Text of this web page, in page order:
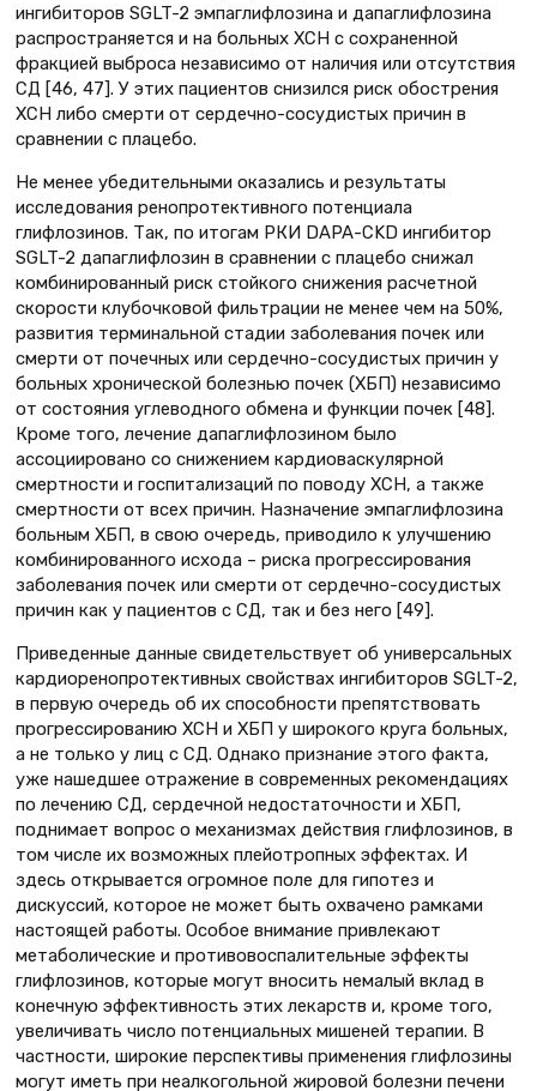
ингибиторов SGLT-2 эмпаглифлозина и дапаглифлозина
распространяется и на больных ХСН с сохраненной
фракцией выброса независимо от наличия или отсутствия
СД [46, 47]. У этих пациентов снизился риск обострения
ХСН либо смерти от сердечно-сосудистых причин в
сравнении с плацебо.
Не менее убедительными оказались и результаты
исследования ренопротективного потенциала
глифлозинов. Так, по итогам РКИ DAPA-CKD ингибитор
SGLT-2 дапаглифлозин в сравнении с плацебо снижал
комбинированный риск стойкого снижения расчетной
скорости клубочковой фильтрации не менее чем на 50%,
развития терминальной стадии заболевания почек или
смерти от почечных или сердечно-сосудистых причин у
больных хронической болезнью почек (ХБП) независимо
от состояния углеводного обмена и функции почек [48].
Кроме того, лечение дапаглифлозином было
ассоциировано со снижением кардиоваскулярной
смертности и госпитализаций по поводу ХСН, а также
смертности от всех причин. Назначение эмпаглифлозина
больным ХБП, в свою очередь, приводило к улучшению
комбинированного исхода – риска прогрессирования
заболевания почек или смерти от сердечно-сосудистых
причин как у пациентов с СД, так и без него [49].
Приведенные данные свидетельствует об универсальных
кардиоренопротективных свойствах ингибиторов SGLT-2,
в первую очередь об их способности препятствовать
прогрессированию ХСН и ХБП у широкого круга больных,
а не только у лиц с СД. Однако признание этого факта,
уже нашедшее отражение в современных рекомендациях
по лечению СД, сердечной недостаточности и ХБП,
поднимает вопрос о механизмах действия глифлозинов, в
том числе их возможных плейотропных эффектах. И
здесь открывается огромное поле для гипотез и
дискуссий, которое не может быть охвачено рамками
настоящей работы. Особое внимание привлекают
метаболические и противовоспалительные эффекты
глифлозинов, которые могут вносить немалый вклад в
конечную эффективность этих лекарств и, кроме того,
увеличивать число потенциальных мишеней терапии. В
частности, широкие перспективы применения глифлозины
могут иметь при неалкогольной жировой болезни печени